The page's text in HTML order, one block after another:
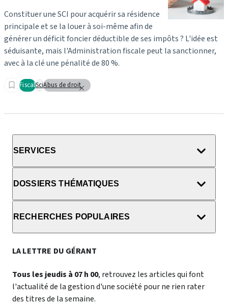
Constituer une SCI pour acquérir sa résidence
principale et se la louer à soi-même afin de
générer un déficit foncier déductible de ses impôts ? L'idée est
séduisante, mais l'Administration fiscale peut la sanctionner,
avec à la clé une pénalité de 80 %.
FiscalSciAbus de droit
SERVICES
DOSSIERS THÉMATIQUES
RECHERCHES POPULAIRES
LA LETTRE DU GÉRANT
Tous les jeudis à 07 h 00, retrouvez les articles qui font
l'actualité de la gestion d'une société pour ne rien rater
des titres de la semaine.